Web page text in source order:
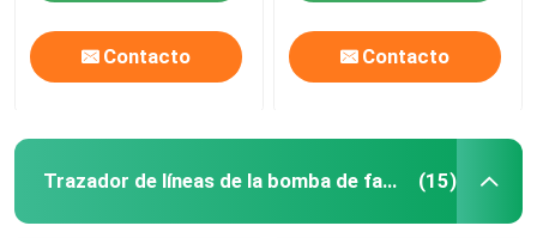
Contacto Contacto
Trazador de líneas de la bomba de fango (15)